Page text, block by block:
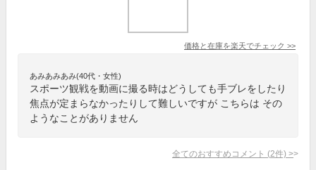
価格と在庫を楽天でチェック >>
あみあみあみ(40代・女性)
スポーツ観戦を動画に撮る時はどうしても手ブレをしたり
焦点が定まらなかったりして難しいですが こちらは その
ようなことがありません
全てのおすすめコメント (2件) >